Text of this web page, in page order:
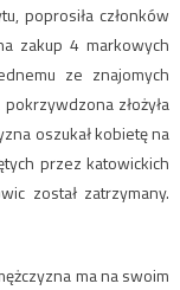
poprosiła członków
zakup 4 markowych
ze znajomych
złożyła
oszukał kobietę na
przez katowickich
został zatrzymany.
ma na swoim